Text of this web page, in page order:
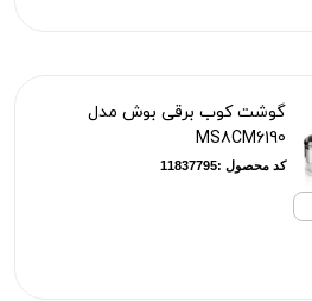
گوشت کوب برقی بوش مدل
MS8CM6190
کد محصول :11837795